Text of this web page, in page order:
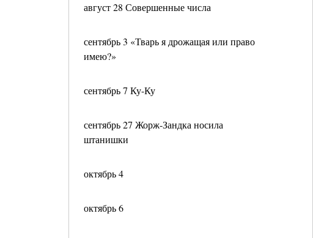
август 28 Совершенные числа
сентябрь 3 «Тварь я дрожащая или право
имею?»
сентябрь 7 Ку-Ку
сентябрь 27 Жорж-Зандка носила
штанишки
октябрь 4
октябрь 6